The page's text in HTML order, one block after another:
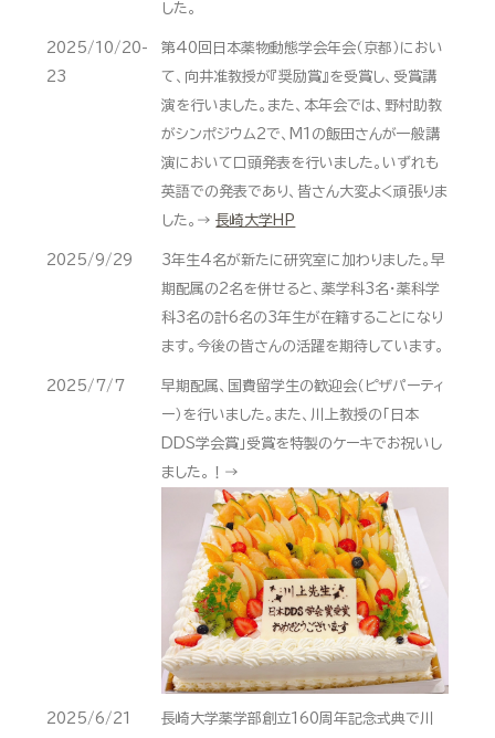
した。
2025/10/20-
23
第40回日本薬物動態学会年会（京都）におい
て、向井准教授が『奨励賞』を受賞し、受賞講
演を行いました。また、本年会では、野村助教
がシンポジウム2で、M1の飯田さんが一般講
演において口頭発表を行いました。いずれも
英語での発表であり、皆さん大変よく頑張りま
した。→長崎大学HP
2025/9/29
3年生4名が新たに研究室に加わりました。早
期配属の2名を併せると、薬学科3名・薬科学
科3名の計6名の3年生が在籍することになり
ます。今後の皆さんの活躍を期待しています。
2025/7/7
早期配属、国費留学生の歓迎会（ピザパーティ
ー）を行いました。また、川上教授の「日本
DDS学会賞」受賞を特製のケーキでお祝いし
ました。！→
2025/6/21
長崎大学薬学部創立160周年記念式典で川